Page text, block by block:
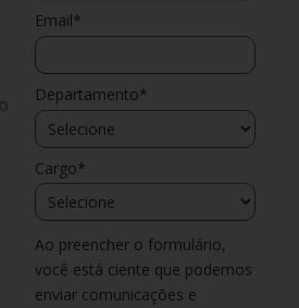
Email*
Departamento*
Cargo*
Ao preencher o formulário,
você está ciente que podemos
enviar comunicações e